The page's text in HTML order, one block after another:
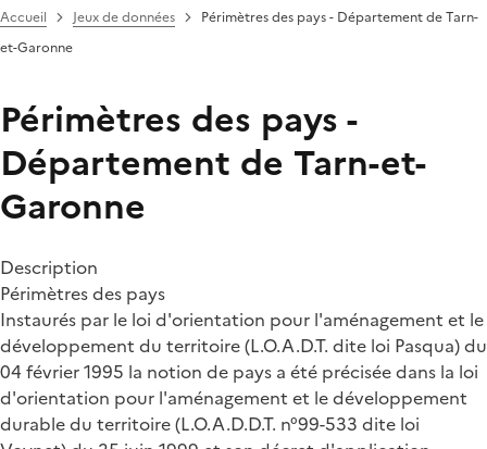
Accueil Jeux de données
Périmètres des pays - Département de Tarn-
et-Garonne
Périmètres des pays -
Département de Tarn-et-
Garonne
Description
Périmètres des pays
Instaurés par le loi d'orientation pour l'aménagement et le
développement du territoire (L.O.A.D.T. dite loi Pasqua) du
04 février 1995 la notion de pays a été précisée dans la loi
d'orientation pour l'aménagement et le développement
durable du territoire (L.O.A.D.D.T. n°99-533 dite loi